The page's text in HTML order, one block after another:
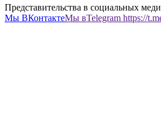
Представительства в социальных
Мы ВКонтактеМы вTelegram https://